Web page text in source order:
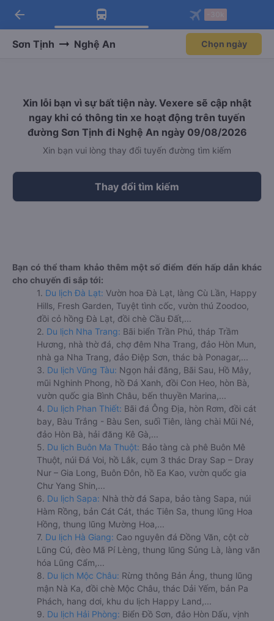
Tải app Vexere ngay!
Nhận ưu đãi thành viên độc
Mở app
Tải app Vexere
-30k/ghế khi đặt vé máy bay qua
Mở app
arrow_back
Sơn Tịnh Nghệ An Chọn ngày
Xin lỗi bạn vì sự bất tiện này. Vexere sẽ cập nhật
ngay khi có thông tin xe hoạt động trên tuyến
đường Sơn Tịnh đi Nghệ An ngày 09/08/2026
Xin bạn vui lòng thay đổi tuyến đường tìm kiếm
Thay đổi tìm kiếm
Bạn có thể tham khảo thêm một số điểm đến hấp dẫn khác
cho chuyến đi sắp tới:
1. Du lịch Đà Lạt: Vườn hoa Đà Lạt, làng Cù Lần, Happy
Hills, Fresh Garden, Tuyệt tình cốc, vườn thú Zoodoo,
đồi cỏ hồng Đà Lạt, đồi chè Cầu Đất,...
2. Du lịch Nha Trang: Bãi biển Trần Phú, tháp Trầm
Hương, nhà thờ đá, chợ đêm Nha Trang, đảo Hòn Mun,
nhà ga Nha Trang, đảo Điệp Sơn, thác bà Ponagar,...
3. Du lịch Vũng Tàu: Ngọn hải đăng, Bãi Sau, Hồ Mây,
mũi Nghinh Phong, hồ Đá Xanh, đồi Con Heo, hòn Bà,
vườn quốc gia Bình Châu, bến thuyền Marina,...
4. Du lịch Phan Thiết: Bãi đá Ông Địa, hòn Rơm, đồi cát
bay, Bàu Trắng - Bàu Sen, suối Tiên, làng chài Mũi Né,
đảo Hòn Bà, hải đăng Kê Gà,...
5. Du lịch Buôn Ma Thuột: Bảo tàng cà phê Buôn Mê
Thuột, núi Đá Voi, hồ Lắk, cụm 3 thác Dray Sap – Dray
Nur – Gia Long, Buôn Đôn, hồ Ea Kao, vườn quốc gia
Chư Yang Shin,...
6. Du lịch Sapa: Nhà thờ đá Sapa, bảo tàng Sapa, núi
Hàm Rồng, bản Cát Cát, thác Tiên Sa, thung lũng Hoa
Hồng, thung lũng Mường Hoa,...
7. Du lịch Hà Giang: Cao nguyên đá Đồng Văn, cột cờ
Lũng Cú, đèo Mã Pí Lèng, thung lũng Sủng Là, làng văn
hóa Lũng Cẩm,...
8. Du lịch Mộc Châu: Rừng thông Bản Áng, thung lũng
mận Nà Ka, đồi chè Mộc Châu, thác Dải Yếm, bản Pa
Phách, hang dơi, khu du lịch Happy Land,...
9. Du lịch Hải Phòng: Biển Đồ Sơn, đảo Hòn Dấu, vịnh